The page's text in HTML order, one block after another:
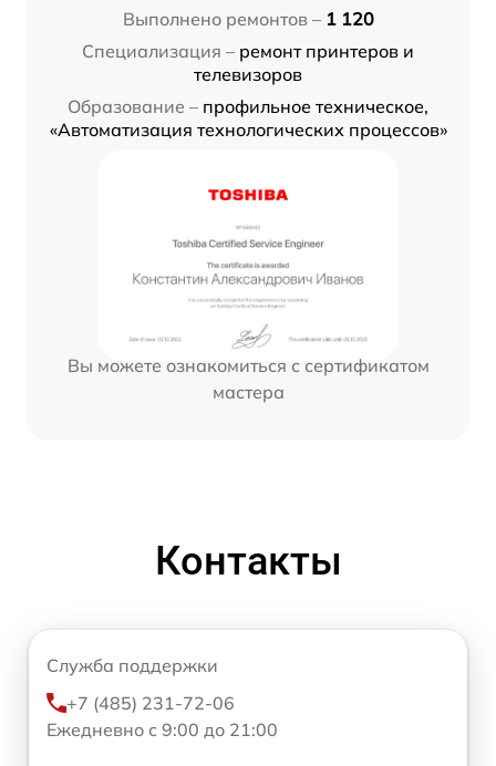
Выполнено ремонтов – 1 120
Специализация – ремонт принтеров и
телевизоров
Образование – профильное техническое,
«Автоматизация технологических процессов»
Вы можете ознакомиться с сертификатом
мастера
Контакты
Служба поддержки
+7 (485) 231-72-06
Ежедневно с 9:00 до 21:00